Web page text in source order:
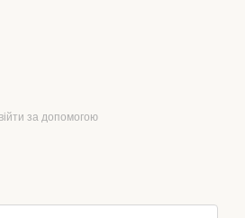
за допомогою